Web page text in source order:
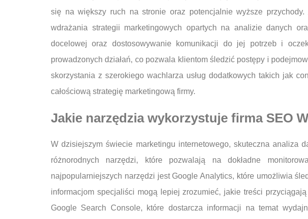
się na większy ruch na stronie oraz potencjalnie wyższe
wdrażania strategii marketingowych opartych na analizie danych
docelowej oraz dostosowywanie komunikacji do jej potrzeb i
prowadzonych działań, co pozwala klientom śledzić postępy i
skorzystania z szerokiego wachlarza usług dodatkowych takich jak
całościową strategię marketingową firmy.
Jakie narzędzia wykorzystuje firma SEO
W dzisiejszym świecie marketingu internetowego, skuteczna analiza
różnorodnych narzędzi, które pozwalają na dokładne
najpopularniejszych narzędzi jest Google Analytics, które umożliwia
informacjom specjaliści mogą lepiej zrozumieć, jakie treści
Google Search Console, które dostarcza informacji na temat